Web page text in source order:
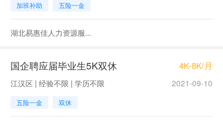
加班补助 五险一金
湖北易惠佳人力资源服...
国企聘应届毕业生5K双休 4K-8K/月
江汉区 | 经验不限 | 学历不限 2021-09-10
五险一金 双休